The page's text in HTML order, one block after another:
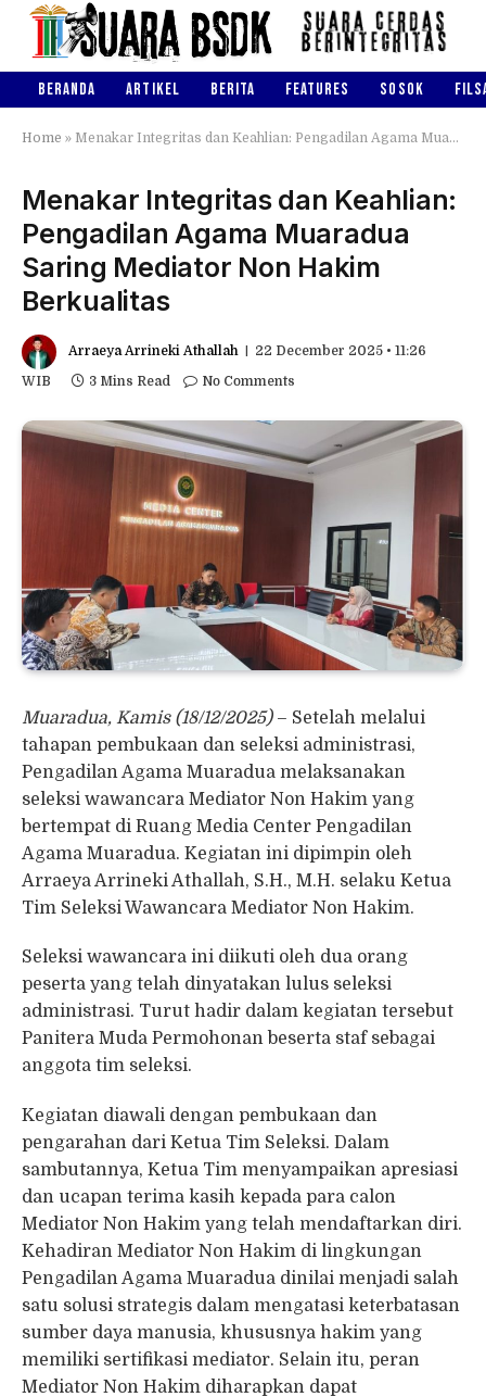
BERANDA ARTIKEL BERITA FEATURES SOSOK
Home » Menakar Integritas dan Keahlian: Pengadilan Agama Muaradua Saring Mediator Non Hakim Berkualitas
Menakar Integritas dan Keahlian:
Pengadilan Agama Muaradua
Saring Mediator Non Hakim
Berkualitas
Arraeya Arrineki Athallah
22 December 2025 • 11:26
WIB
3 Mins Read No Comments
Muaradua, Kamis (18/12/2025)– Setelah melalui
tahapan pembukaan dan seleksi administrasi,
Pengadilan Agama Muaradua melaksanakan
seleksi wawancara Mediator Non Hakim yang
bertempat di Ruang Media Center Pengadilan
Agama Muaradua. Kegiatan ini dipimpin oleh
Arraeya Arrineki Athallah, S.H., M.H. selaku Ketua
Tim Seleksi Wawancara Mediator Non Hakim.
Seleksi wawancara ini diikuti oleh dua orang
peserta yang telah dinyatakan lulus seleksi
administrasi. Turut hadir dalam kegiatan tersebut
Panitera Muda Permohonan beserta staf sebagai
anggota tim seleksi.
Kegiatan diawali dengan pembukaan dan
pengarahan dari Ketua Tim Seleksi. Dalam
sambutannya, Ketua Tim menyampaikan apresiasi
dan ucapan terima kasih kepada para calon
Mediator Non Hakim yang telah mendaftarkan diri.
Kehadiran Mediator Non Hakim di lingkungan
Pengadilan Agama Muaradua dinilai menjadi salah
satu solusi strategis dalam mengatasi keterbatasan
sumber daya manusia, khususnya hakim yang
memiliki sertifikasi mediator. Selain itu, peran
Mediator Non Hakim diharapkan dapat